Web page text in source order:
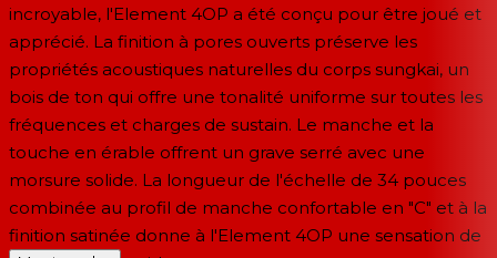
incroyable, l'Element 4OP a été conçu pour être joué et
apprécié. La finition à pores ouverts préserve les
propriétés acoustiques naturelles du corps sungkai, un
bois de ton qui offre une tonalité uniforme sur toutes les
fréquences et charges de sustain. Le manche et la
touche en érable offrent un grave serré avec une
morsure solide. La longueur de l'échelle de 34 pouces
combinée au profil de manche confortable en "C" et à la
finition satinée donne à l'Element 4OP une sensation de